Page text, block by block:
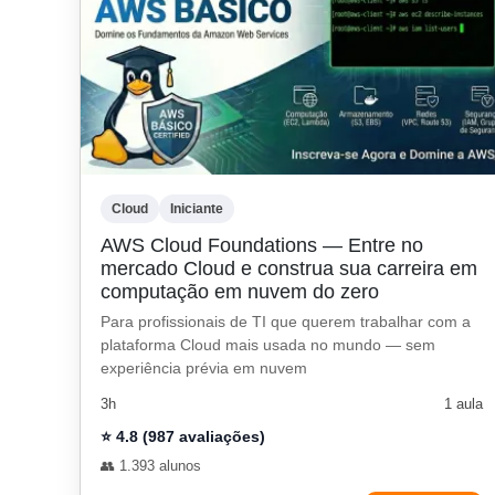
Cloud Iniciante
AWS Cloud Foundations — Entre no
mercado Cloud e construa sua carreira em
computação em nuvem do zero
Para profissionais de TI que querem trabalhar com a
plataforma Cloud mais usada no mundo — sem
experiência prévia em nuvem
3h 1 aula
⭐ 4.8 (987 avaliações)
👥 1.393 alunos